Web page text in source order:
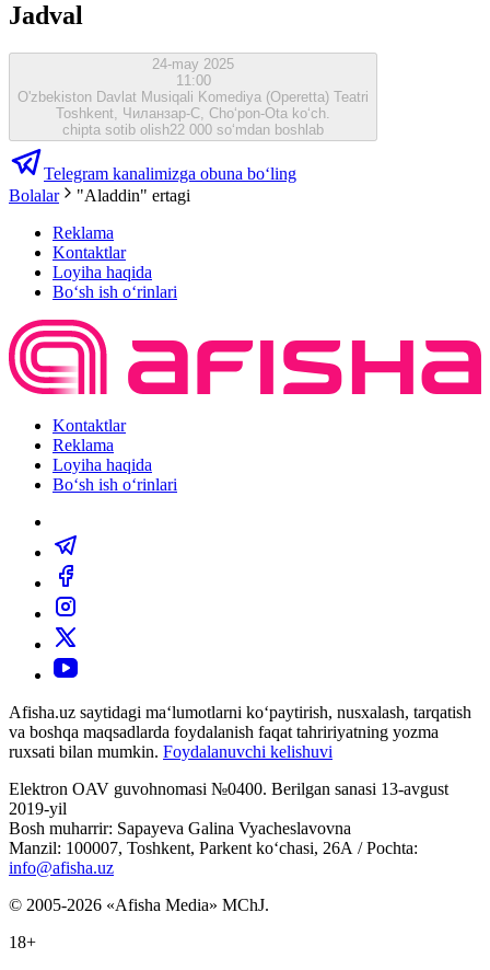
Jadval
24-may 2025
11:00
O'zbekiston Davlat Musiqali Komediya (Operetta) Teatri
Toshkent, Чиланзар-C, Cho‘pon-Ota ko‘ch.
chipta sotib olish22 000 so‘mdan boshlab
Telegram kanalimizga obuna bo‘ling
Bolalar
"Aladdin" ertagi
Reklama
Kontaktlar
Loyiha haqida
Bo‘sh ish o‘rinlari
Kontaktlar
Reklama
Loyiha haqida
Bo‘sh ish o‘rinlari
Afisha.uz saytidagi ma‘lumotlarni ko‘paytirish, nusxalash, tarqatish
va boshqa maqsadlarda foydalanish faqat tahririyatning yozma
ruxsati bilan mumkin. Foydalanuvchi kelishuvi
Elektron OAV guvohnomasi №0400. Berilgan sanasi 13-avgust
2019-yil
Bosh muharrir: Sapayeva Galina Vyacheslavovna
Manzil: 100007, Toshkent, Parkent ko‘chasi, 26А / Pochta:
info@afisha.uz
© 2005-2026 «Afisha Media» MChJ.
18+